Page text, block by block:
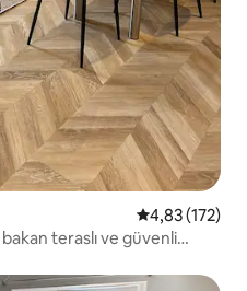
5 üzerinden
4,83 (172)
teraslı ve güvenli